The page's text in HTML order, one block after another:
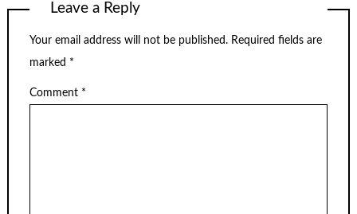
Leave a Reply
Your email address will not be published. Required fields are
marked *
Comment *